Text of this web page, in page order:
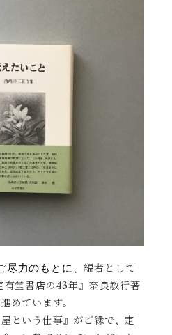
尽力のもとに、編者として
有堂書店の43年』奈良敏行著
めています。
という仕事』がご縁で、定